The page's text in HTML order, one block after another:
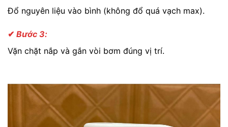
Đổ nguyên liệu vào bình (không đổ quá vạch max).
✔ Bước 3:
Vặn chặt nắp và gắn vòi bơm đúng vị trí.